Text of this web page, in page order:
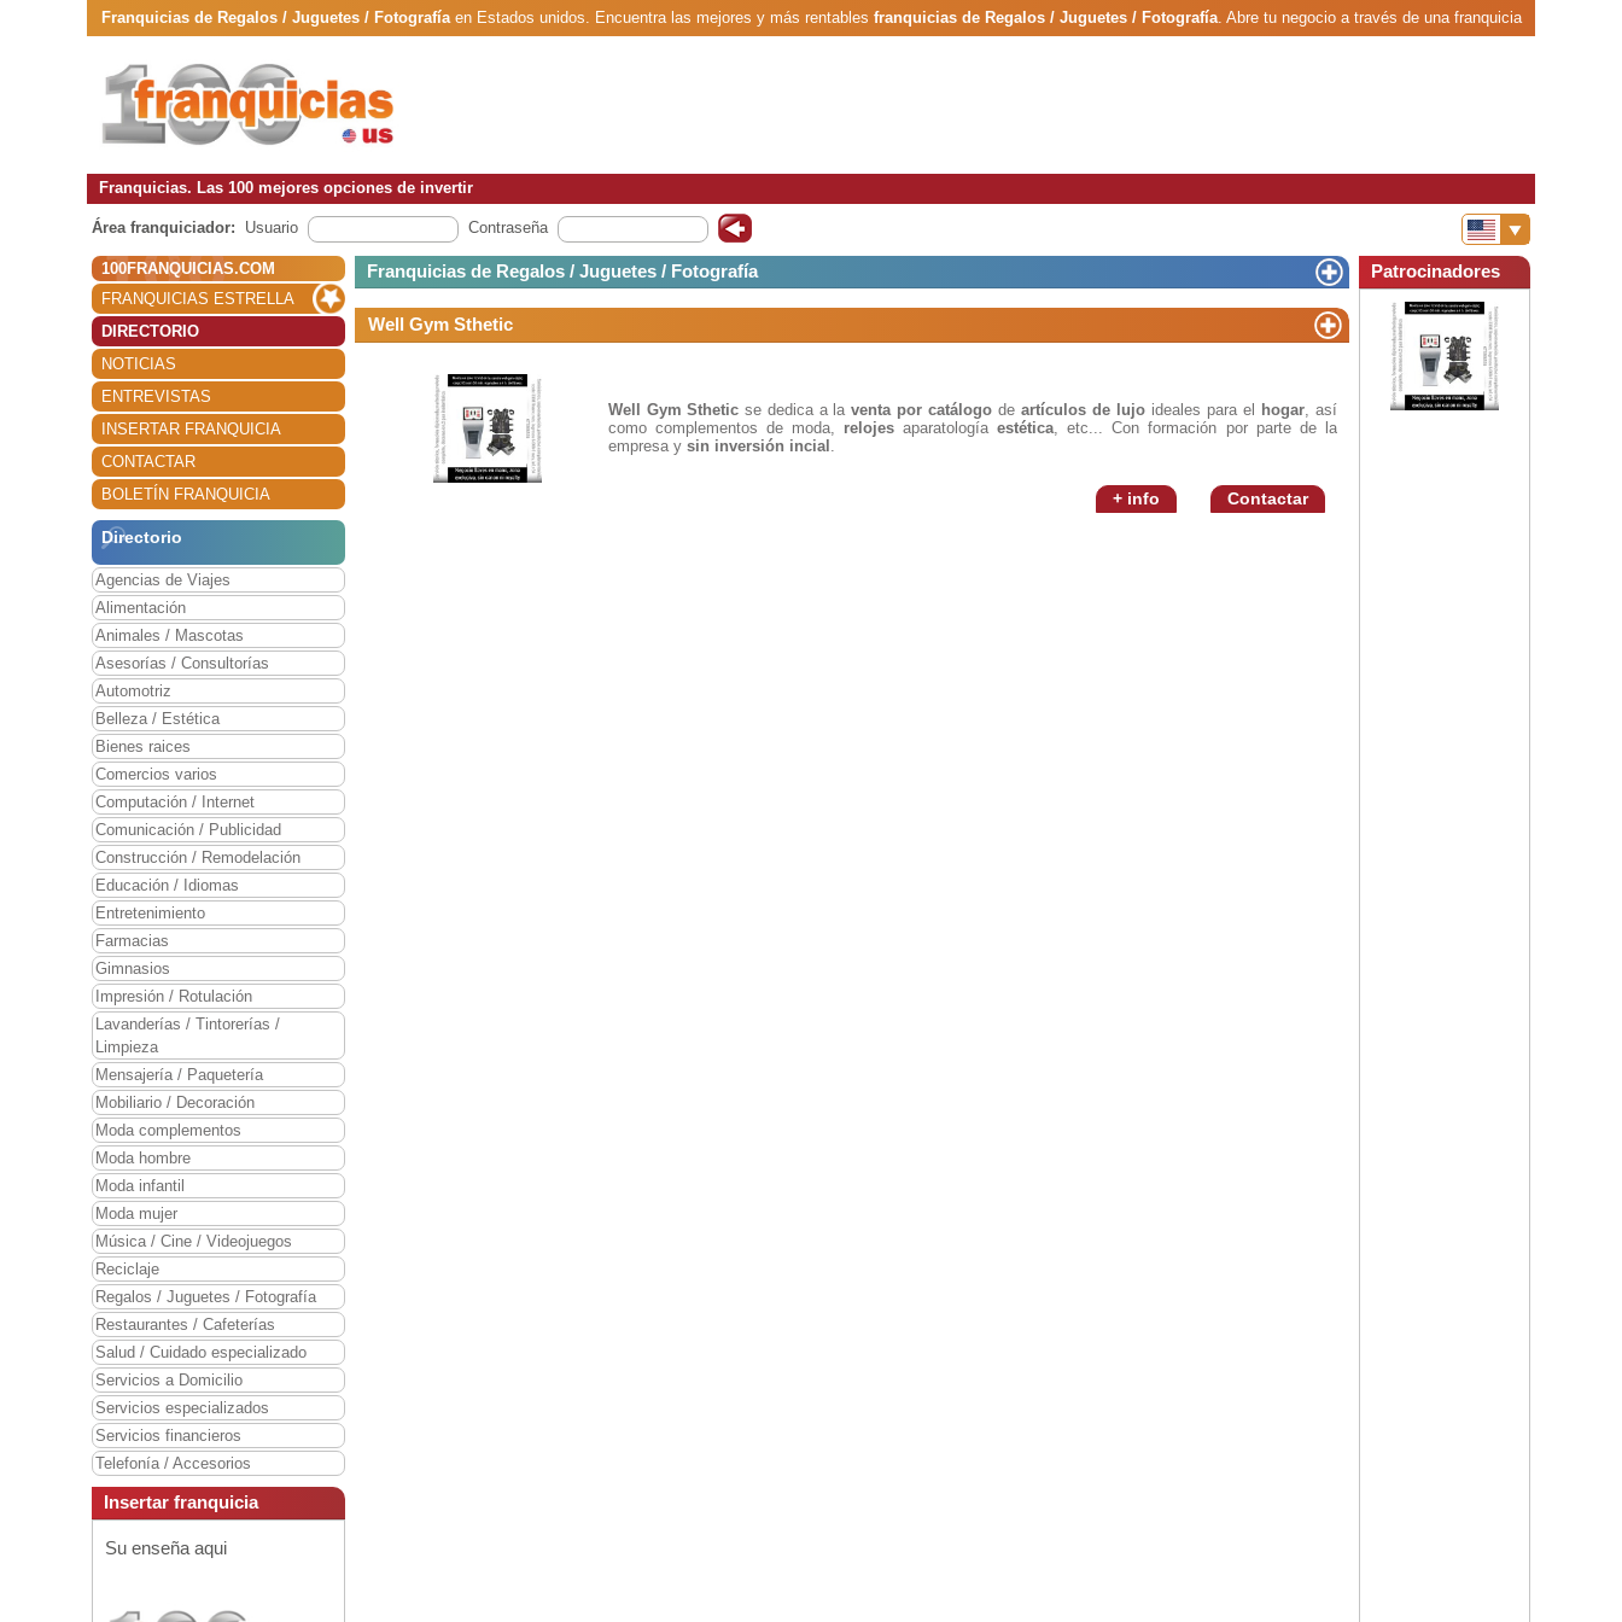
Franquicias de Regalos / Juguetes / Fotografíaen Estados unidos. Encuentra las mejores y más rentables franquicias de Regalos / Juguetes / Fotografía. Abre tu negocio a través de una franquicia
Franquicias. Las 100 mejores opciones de invertir
Área franquiciador: Usuario Contraseña
100FRANQUICIAS.COM
FRANQUICIAS ESTRELLA
DIRECTORIO
NOTICIAS
ENTREVISTAS
INSERTAR FRANQUICIA
CONTACTAR
BOLETÍN FRANQUICIA
Directorio
Agencias de Viajes
Alimentación
Animales / Mascotas
Asesorías / Consultorías
Automotriz
Belleza / Estética
Bienes raices
Comercios varios
Computación / Internet
Comunicación / Publicidad
Construcción / Remodelación
Educación / Idiomas
Entretenimiento
Farmacias
Gimnasios
Impresión / Rotulación
Lavanderías / Tintorerías /
Limpieza
Mensajería / Paquetería
Mobiliario / Decoración
Moda complementos
Moda hombre
Moda infantil
Moda mujer
Música / Cine / Videojuegos
Reciclaje
Regalos / Juguetes / Fotografía
Restaurantes / Cafeterías
Salud / Cuidado especializado
Servicios a Domicilio
Servicios especializados
Servicios financieros
Telefonía / Accesorios
Insertar franquicia
Su enseña aqui
Franquicias de Regalos / Juguetes / Fotografía
Well Gym Sthetic
Well Gym Sthetic se dedica a la venta por catálogo de artículos de lujo ideales para el hogar, así
como complementos de moda, relojes aparatología estética, etc... Con formación por parte de la
empresa y sin inversión incial .
+ info Contactar
Patrocinadores